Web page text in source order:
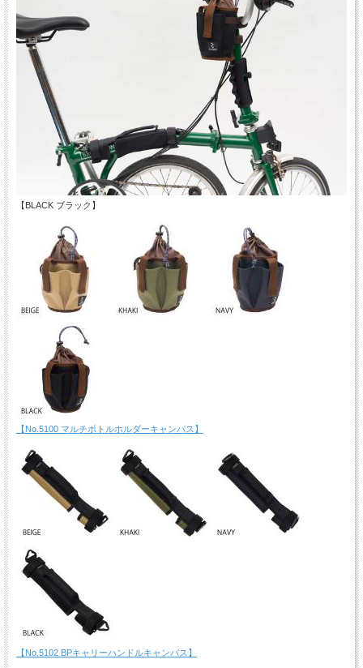
【BLACK ブラック】
【No.5100 マルチボトルホルダーキャンバス】
【No.5102 BPキャリーハンドルキャンバス】